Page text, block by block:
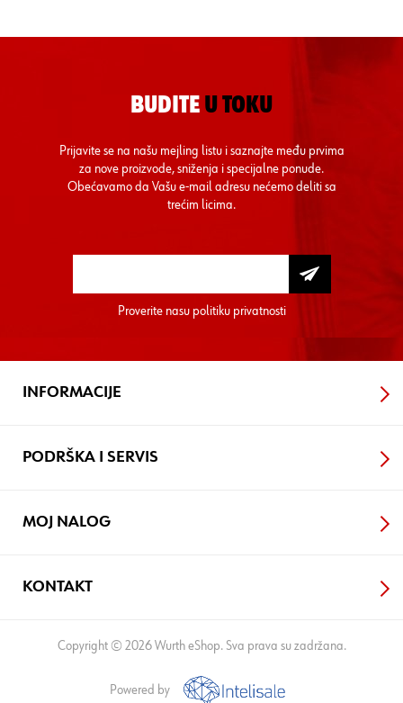
BUDITE U TOKU
Prijavite se na našu mejling listu i saznajte među prvima
za nove proizvode, sniženja i specijalne ponude.
Obećavamo da Vašu e-mail adresu nećemo deliti sa
trećim licima.
Proverite nasu politiku privatnosti
INFORMACIJE
PODRŠKA I SERVIS
MOJ NALOG
KONTAKT
Copyright © 2026 Wurth eShop. Sva prava su zadržana.
Powered by